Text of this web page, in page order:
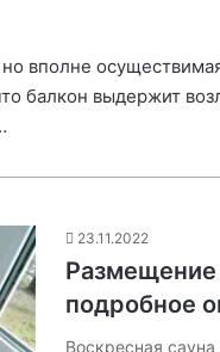
вполне
балкон выдержит
23.11.2022
Размещение
подробное
Воскресная